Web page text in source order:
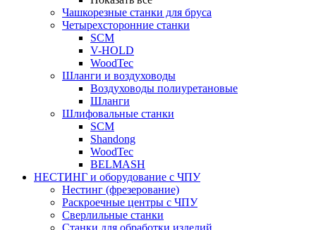
Чашкорезные станки для бруса
Четырехсторонние станки
SCM
V-HOLD
WoodTec
Шланги и воздуховоды
Воздуховоды полиуретановые
Шланги
Шлифовальные станки
SCM
Shandong
WoodTec
BELMASH
НЕСТИНГ и оборудование с ЧПУ
Нестинг (фрезерование)
Раскроечные центры с ЧПУ
Сверлильные станки